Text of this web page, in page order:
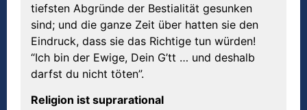
tiefsten Abgründe der Bestialität gesunken
sind; und die ganze Zeit über hatten sie den
Eindruck, dass sie das Richtige tun würden!
“Ich bin der Ewige, Dein G’tt … und deshalb
darfst du nicht töten”.
Religion ist suprarational